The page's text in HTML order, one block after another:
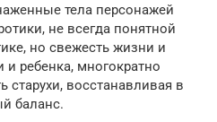
тела персонажей
не всегда понятной
но свежесть жизни и
и ребенка, многократно
старухи, восстанавливая в
баланс.